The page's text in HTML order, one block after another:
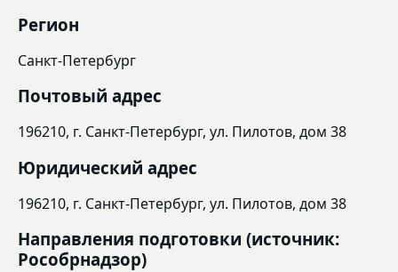
Регион
Санкт-Петербург
Почтовый адрес
196210, г. Санкт-Петербург, ул. Пилотов, дом 38
Юридический адрес
196210, г. Санкт-Петербург, ул. Пилотов, дом 38
Направления подготовки (источник:
Рособрнадзор)